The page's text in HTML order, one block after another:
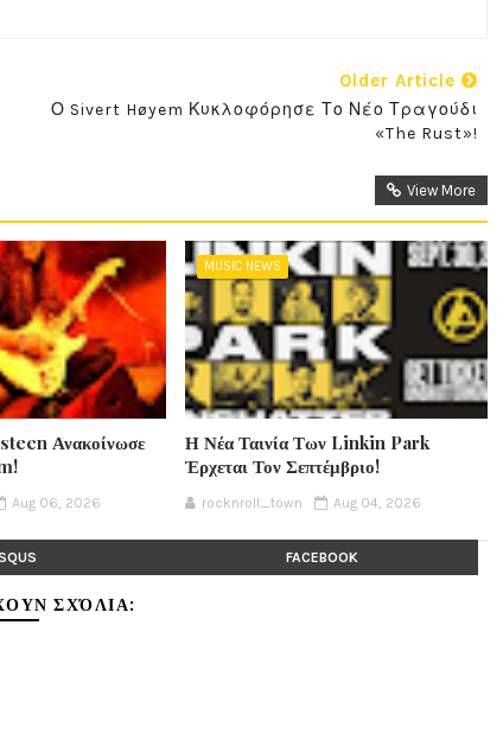
Older Article
Ο Sivert Høyem Κυκλοφόρησε Το Νέο Τραγούδι
«The Rust»!
View More
Ανακοίνωσε
Aug 06, 2026
MUSIC NEWS
Η Νέα Ταινία Των Linkin Park
Έρχεται Τον Σεπτέμβριο!
rocknroll_town Aug 04, 2026
FACEBOOK
ΣΧΌΛΙΑ: